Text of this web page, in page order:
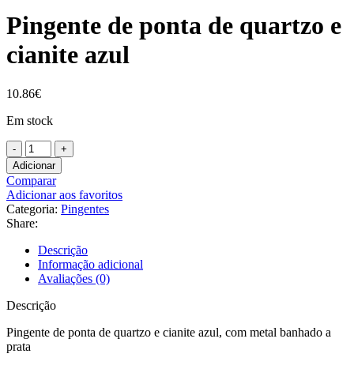
Pingente de ponta de quartzo e
cianite azul
10.86€
Em stock
Quantidade
de
Pingente
de
ponta
de
quartzo
e
cianite
azul
Adicionar
Comparar
Adicionar aos favoritos
Categoria: Pingentes
Share:
Descrição
Informação adicional
Avaliações (0)
Descrição
Pingente de ponta de quartzo e cianite azul, com metal banhado a
prata